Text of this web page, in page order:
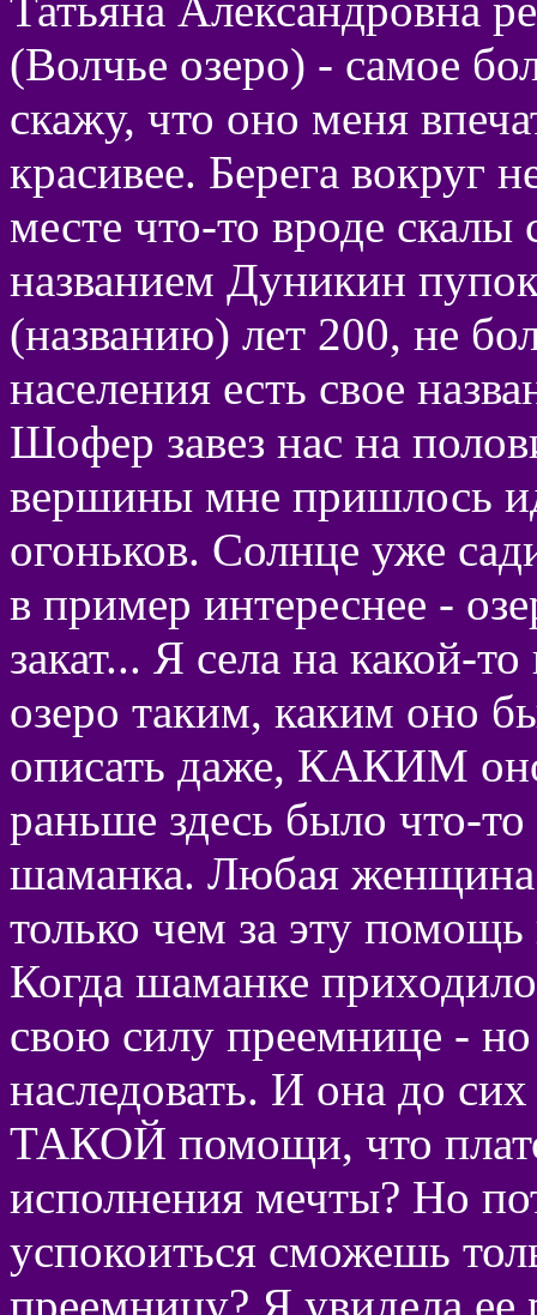
(Волчье озеро) - самое
скажу, что оно меня
красивее. Берега вокруг
месте что-то вроде
названием Дуникин
(названию) лет 200, не
населения есть свое
Шофер завез нас на
вершины мне пришлось
огоньков. Солнце уже
в пример интереснее -
закат... Я села на какой-
озеро таким, каким оно
описать даже, КАКИМ
раньше здесь было что-
шаманка. Любая
только чем за эту
Когда шаманке
свою силу преемнице -
наследовать. И она до
ТАКОЙ помощи, что
исполнения мечты? Но
успокоиться сможешь
преемницу? Я увидела